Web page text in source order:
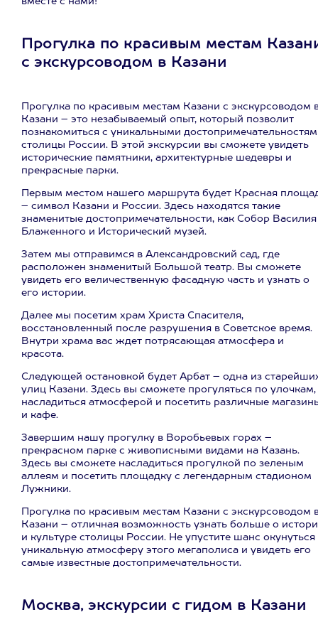
Прогулка по красивым местам
с экскурсоводом в Казани
Прогулка по красивым местам Казани с экскурсоводом
Казани – это незабываемый опыт, который позволит
познакомиться с уникальными
столицы России. В этой экскурсии вы сможете увидеть
исторические памятники, архитектурные шедевры и
прекрасные парки.
Первым местом нашего маршрута будет Красная
– символ Казани и России. Здесь находятся такие
знаменитые достопримечательности, как Собор Василия
Блаженного и Исторический музей.
Затем мы отправимся в Александровский сад, где
расположен знаменитый Большой театр. Вы сможете
увидеть его величественную фасадную часть и узнать о
его истории.
Далее мы посетим храм Христа Спасителя,
восстановленный после разрушения в Советское время.
Внутри храма вас ждет потрясающая атмосфера и
красота.
Следующей остановкой будет Арбат – одна из
улиц Казани. Здесь вы сможете прогуляться по улочкам,
насладиться атмосферой и посетить различные
и кафе.
Завершим нашу прогулку в Воробьевых горах –
прекрасном парке с живописными видами на Казань.
Здесь вы сможете насладиться прогулкой по зеленым
аллеям и посетить площадку с легендарным стадионом
Лужники.
Прогулка по красивым местам Казани с экскурсоводом
Казани – отличная возможность узнать больше о
и культуре столицы России. Не упустите шанс окунуться
уникальную атмосферу этого мегаполиса и увидеть его
самые известные достопримечательности.
Москва, экскурсии с гидом в Казани